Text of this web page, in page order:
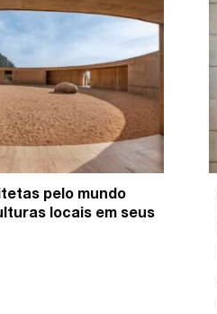
pelo mundo
locais em seus